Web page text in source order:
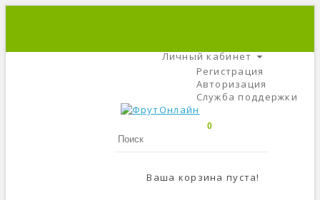
Личный кабинет
Регистрация
Авторизация
Служба поддержки
0
Ваша корзина пуста!